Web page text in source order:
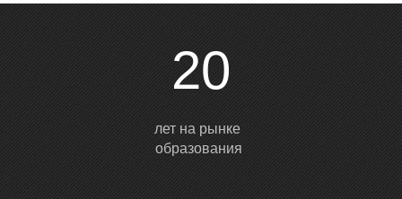
20
лет на рынке
образования